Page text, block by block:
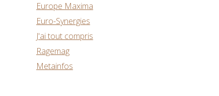
Europe Maxima
Euro-Synergies
J'ai tout compris
Ragemag
Metainfos